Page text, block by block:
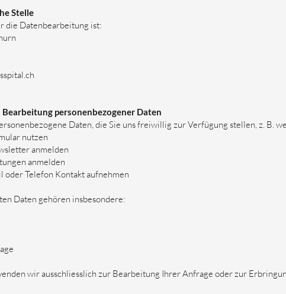
Stelle
die Datenbearbeitung ist:
Bearbeitung personenbezogener Daten
Daten, die Sie uns freiwillig zur Verfügung stellen, z. B.
nutzen
anmelden
anmelden
oder Telefon Kontakt aufnehmen
Daten gehören insbesondere:
wir ausschliesslich zur Bearbeitung Ihrer Anfrage oder zur